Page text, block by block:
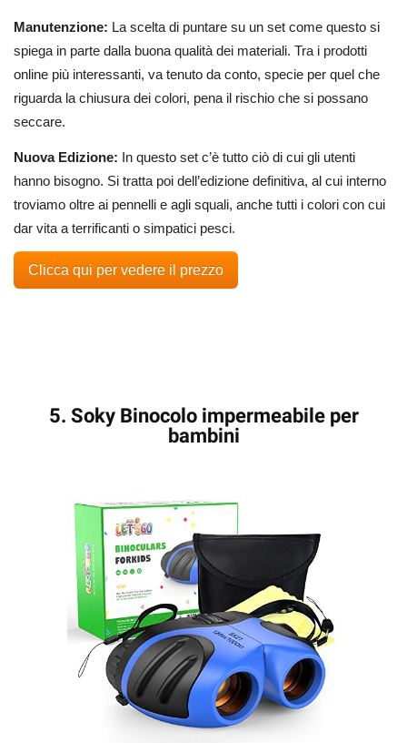
Manutenzione: La scelta di puntare su un set come questo si
spiega in parte dalla buona qualità dei materiali. Tra i prodotti
online più interessanti, va tenuto da conto, specie per quel che
riguarda la chiusura dei colori, pena il rischio che si possano
seccare.
Nuova Edizione: In questo set c’è tutto ciò di cui gli utenti
hanno bisogno. Si tratta poi dell’edizione definitiva, al cui interno
troviamo oltre ai pennelli e agli squali, anche tutti i colori con cui
dar vita a terrificanti o simpatici pesci.
Clicca qui per vedere il prezzo
5. Soky Binocolo impermeabile per
bambini